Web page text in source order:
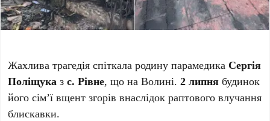
Жахлива трагедія спіткала родину парамедика Сергія
Поліщука зс. Рівне, що на Волині.2 липня будинок
його сім’ї вщент згорів внаслідок раптового влучання
блискавки.